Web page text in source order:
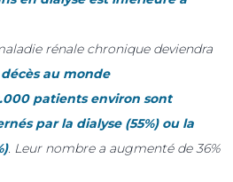
rénale chronique deviendra
au monde
patients environ sont
par la dialyse (55%) ou la
. Leur nombre a augmenté de 36%